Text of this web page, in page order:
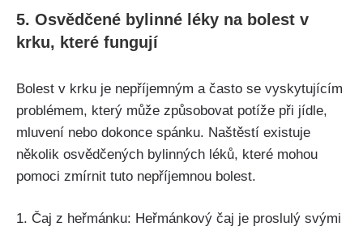
5. Osvědčené bylinné léky na bolest⁢ v
krku, které fungují
Bolest v krku⁣ je nepříjemným a často se⁣ vyskytujícím⁣
problémem, ‌který může způsobovat ⁢potíže ‌při jídle,
mluvení nebo dokonce⁢ spánku. Naštěstí existuje
několik osvědčených ​bylinných ⁣léků, které mohou
pomoci​ zmírnit tuto nepříjemnou bolest.
1. Čaj z⁣ heřmánku: Heřmánkový​ čaj je proslulý svými